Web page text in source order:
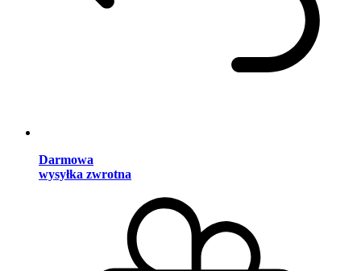
Darmowa
wysyłka zwrotna